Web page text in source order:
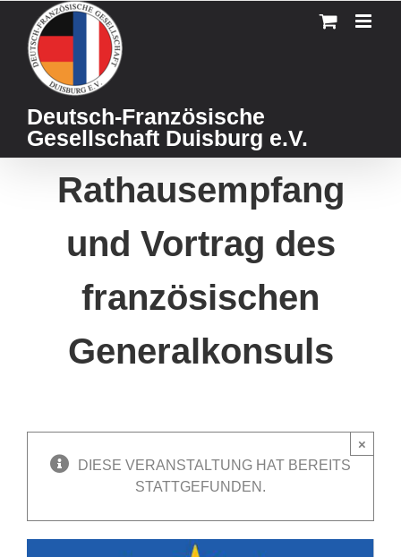
content
Deutsch-Französische
Gesellschaft Duisburg e.V.
Rathausempfang
und Vortrag des
französischen
Generalkonsuls
DIESE VERANSTALTUNG HAT BEREITS
STATTGEFUNDEN.
×